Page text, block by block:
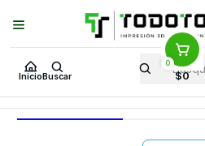
Inicio Buscar
0
$0
Puedes Elegir: Comprar enTienda·
Tienda en24
Inicio Toner y tambor Toner